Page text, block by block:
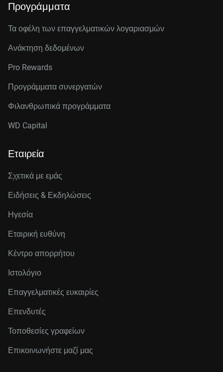
Προγράμματα
Τα οφέλη των επαγγελματικών λογαριασμών
Ανάκτηση δεδομένων
Pro Rewards
Προγράμματα συνεργατών
Φιλανθρωπικά προγράμματα
WD Capital
Εταιρεία
Σχετικά με εμάς
Ειδήσεις & Εκδηλώσεις
Ηγεσία
Εταιρική ευθύνη
Κέντρο απορρήτου
Ιστολόγιο
Επαγγελματικές ευκαιρίες
Επενδυτές
Τοποθεσίες γραφείων
Επικοινωνήστε μαζί μας